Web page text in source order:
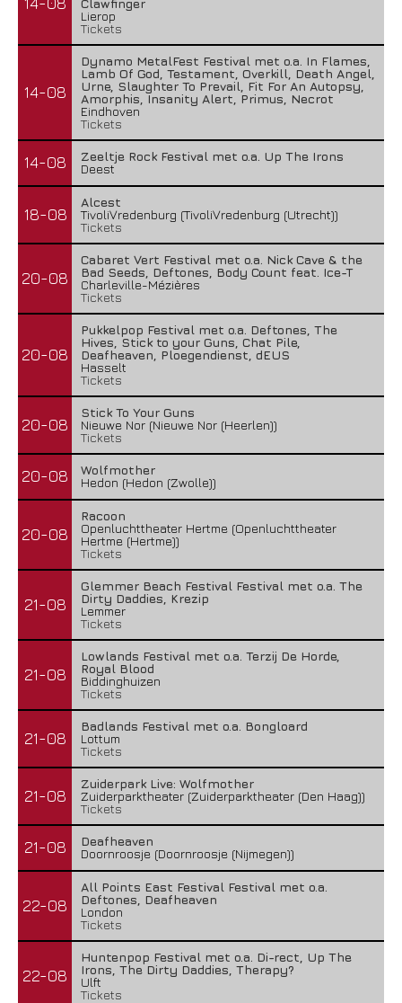
Clawfinger
Lierop
Tickets
14-08
Dynamo MetalFest Festival met o.a. In Flames,
Lamb Of God, Testament, Overkill, Death Angel,
Urne, Slaughter To Prevail, Fit For An Autopsy,
Amorphis, Insanity Alert, Primus, Necrot
Eindhoven
Tickets
14-08
Zeeltje Rock Festival met o.a. Up The Irons
Deest
18-08
Alcest
TivoliVredenburg (TivoliVredenburg (Utrecht))
Tickets
20-08
Cabaret Vert Festival met o.a. Nick Cave & the
Bad Seeds, Deftones, Body Count feat. Ice-T
Charleville-Mézières
Tickets
20-08
Pukkelpop Festival met o.a. Deftones, The
Hives, Stick to your Guns, Chat Pile,
Deafheaven, Ploegendienst, dEUS
Hasselt
Tickets
20-08
Stick To Your Guns
Nieuwe Nor (Nieuwe Nor (Heerlen))
Tickets
20-08
Wolfmother
Hedon (Hedon (Zwolle))
20-08
Racoon
Openluchttheater Hertme (Openluchttheater
Hertme (Hertme))
Tickets
21-08
Glemmer Beach Festival Festival met o.a. The
Dirty Daddies, Krezip
Lemmer
Tickets
21-08
Lowlands Festival met o.a. Terzij De Horde,
Royal Blood
Biddinghuizen
Tickets
21-08
Badlands Festival met o.a. Bongloard
Lottum
Tickets
21-08
Zuiderpark Live: Wolfmother
Zuiderparktheater (Zuiderparktheater (Den Haag))
Tickets
21-08
Deafheaven
Doornroosje (Doornroosje (Nijmegen))
22-08
All Points East Festival Festival met o.a.
Deftones, Deafheaven
London
Tickets
22-08
Huntenpop Festival met o.a. Di-rect, Up The
Irons, The Dirty Daddies, Therapy?
Ulft
Tickets